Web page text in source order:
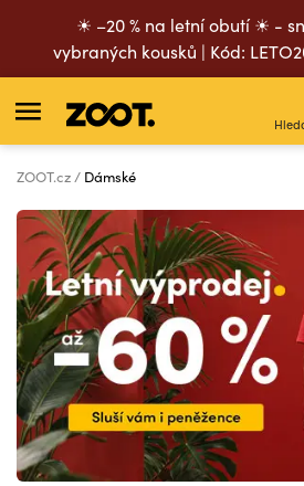
☀ –20 % na letní obutí ☀ -
vybraných kousků | Kód:
ZOOT.cz Dámské